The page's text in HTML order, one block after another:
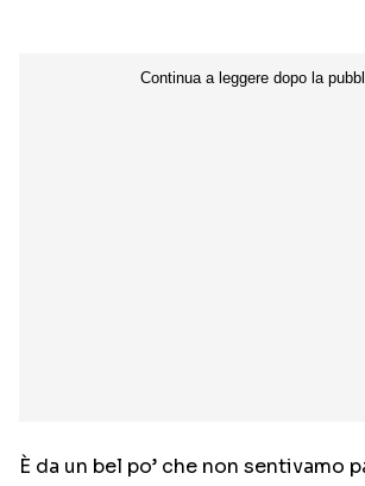
È da un bel po’ che non sentivamo